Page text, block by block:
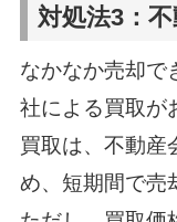
対処法3：
なかなか売却で
社による買取が
買取は、不動産
め、短期間で売